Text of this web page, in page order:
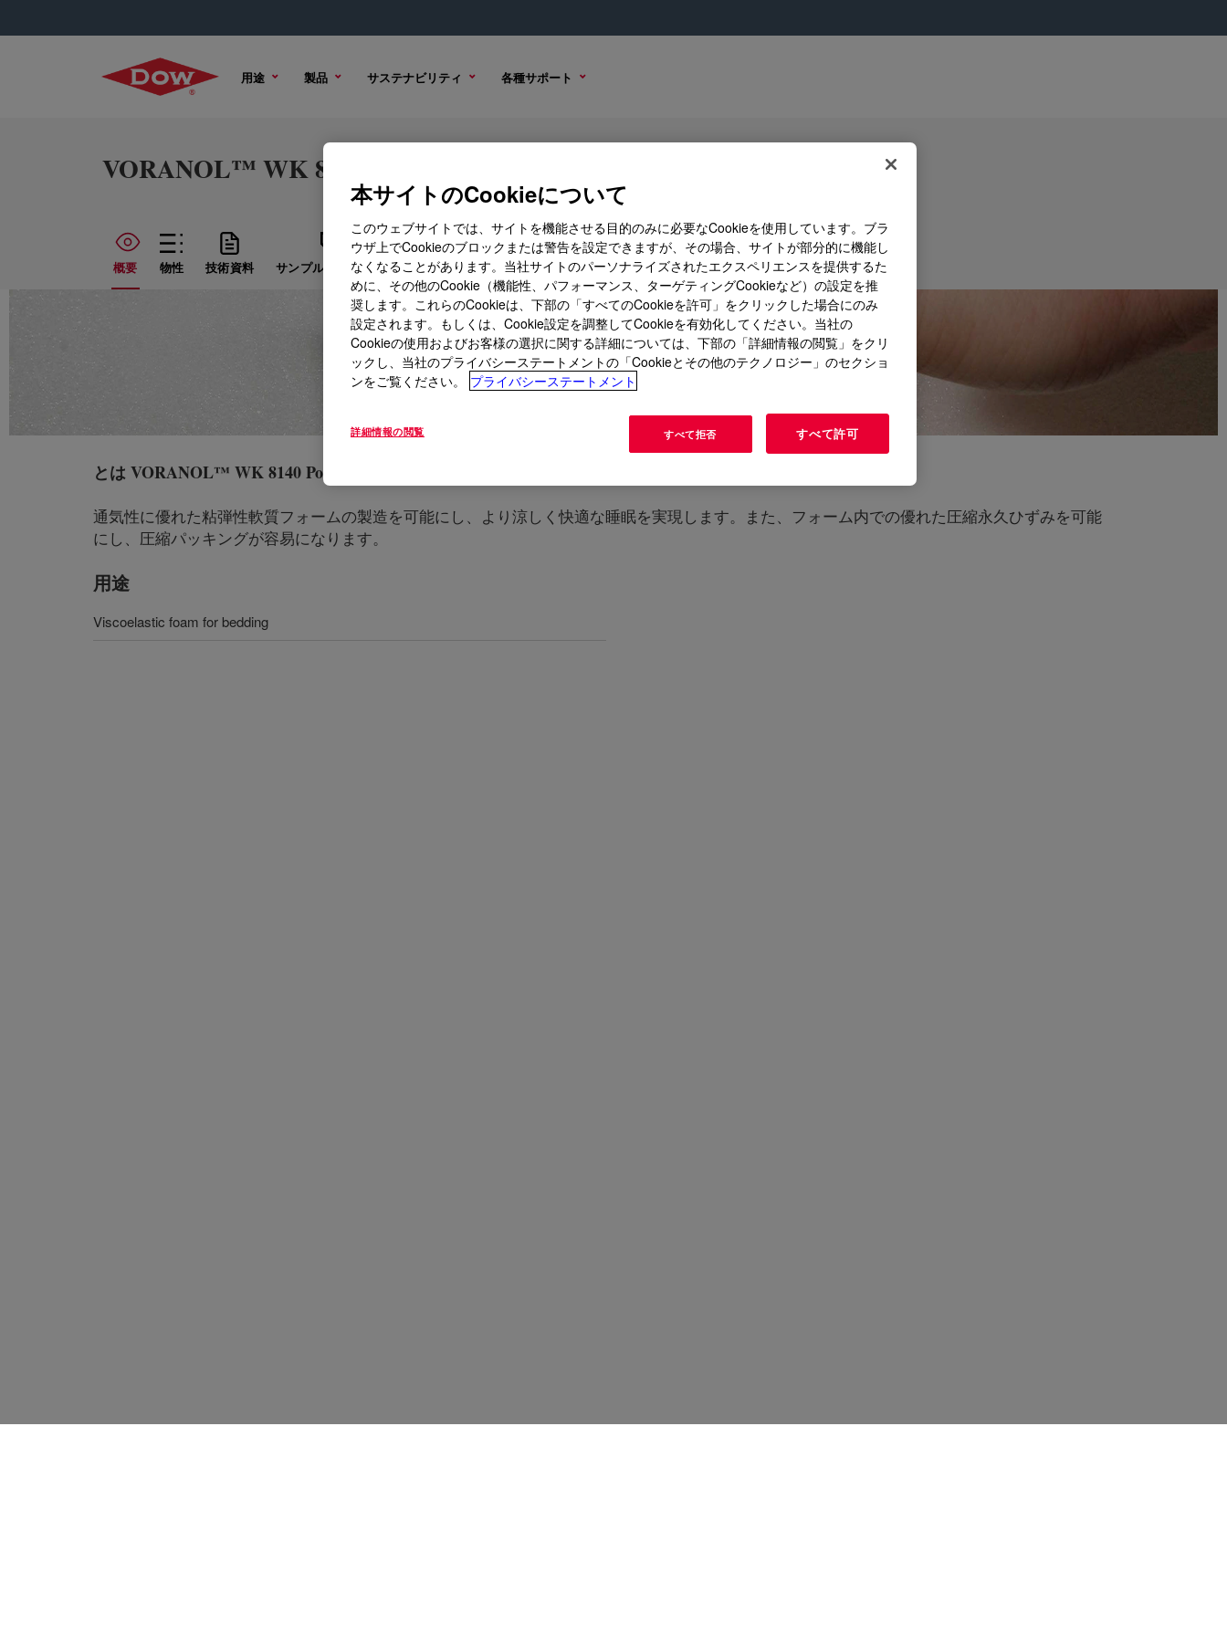
用途 製品 サステナビリティ 各種サポート
VORANOL™ WK 8140 Polyol
概要 物性 技術資料 サンプル オプション 購入オプション
とはVORANOL™ WK 8140 Polyol
通気性に優れた粘弾性軟質フォームの製造を可能にし、より涼しく快適な睡眠を実現します。また、フォーム内での優れた圧縮永久ひずみを可能
にし、圧縮パッキングが容易になります。
用途
Viscoelastic foam for bedding
本サイトのCookieについて
このウェブサイトでは、サイトを機能させる目的のみに必要なCookieを使用しています。ブラ
ウザ上でCookieのブロックまたは警告を設定できますが、その場合、サイトが部分的に機能し
なくなることがあります。当社サイトのパーソナライズされたエクスペリエンスを提供するた
めに、その他のCookie（機能性、パフォーマンス、ターゲティングCookieなど）の設定を推
奨します。これらのCookieは、下部の「すべてのCookieを許可」をクリックした場合にのみ
設定されます。もしくは、Cookie設定を調整してCookieを有効化してください。当社の
Cookieの使用およびお客様の選択に関する詳細については、下部の「詳細情報の閲覧」をクリ
ックし、当社のプライバシーステートメントの「Cookieとその他のテクノロジー」のセクショ
ンをご覧ください。
プライバシーステートメント
詳細情報の閲覧 すべて拒否 すべて許可